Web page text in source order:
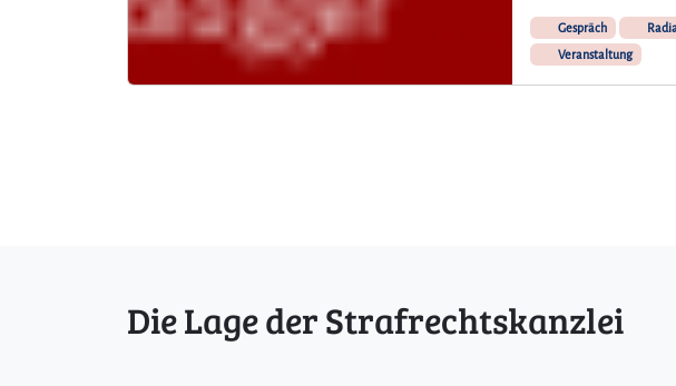
Gespräch
Veranstaltung
Die Lage der Strafrechtskanzlei